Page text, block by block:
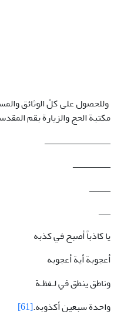
وللحصول علی کلّ الوثائق
مکتبة الحج والزيارة بقم المقدسة،
ــــــــــــــــــــــــــــ
ــــــــــــــــ
ـــــــــ
ـــــ
يا كاذباً أصبح في كذبه
أعجوبة أية أعجوبه
وناطق ينطق في لـفظـة
واحدة سبعين أكذوبه.[61]